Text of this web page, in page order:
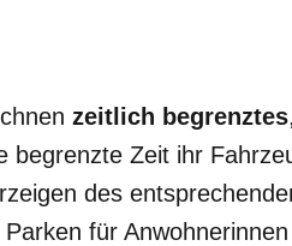
zeitlich begrenztes
begrenzte Zeit ihr
des
für